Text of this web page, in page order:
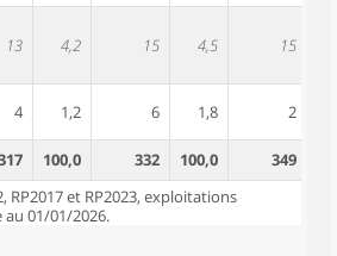
13 4,2 15 4,5 15
4 1,2 6 1,8 2
100,0 332 100,0 349
RP2017 et RP2023, exploitations
01/01/2026.